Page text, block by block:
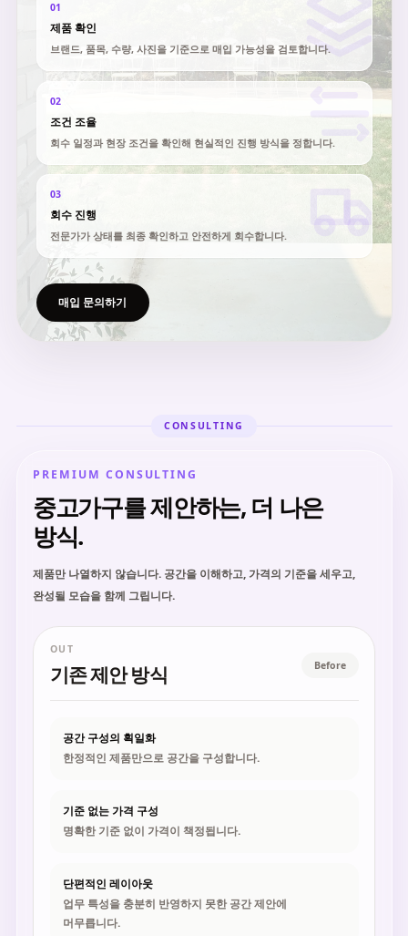
01
제품 확인
브랜드, 품목, 수량, 사진을 기준으로 매입 가능성을 검토합니다.
02
조건 조율
회수 일정과 현장 조건을 확인해 현실적인 진행 방식을 정합니다.
03
회수 진행
전문가가 상태를 최종 확인하고 안전하게 회수합니다.
매입 문의하기
CONSULTING
PREMIUM CONSULTING
중고가구를 제안하는, 더 나은
방식.
제품만 나열하지 않습니다. 공간을 이해하고, 가격의 기준을 세우고,
완성될 모습을 함께 그립니다.
OUT
기존 제안 방식 Before
공간 구성의 획일화
한정적인 제품만으로 공간을 구성합니다.
기준 없는 가격 구성
명확한 기준 없이 가격이 책정됩니다.
단편적인 레이아웃
업무 특성을 충분히 반영하지 못한 공간 제안에
머무릅니다.